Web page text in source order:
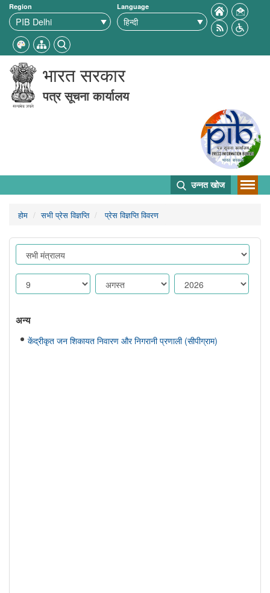
Region Language
भारत सरकार
पत्र सूचना कार्यालय
उन्नत खोज
होम सभी प्रेस विज्ञप्ति प्रेस विज्ञप्ति विवरण
अन्य
केंद्रीकृत जन शिकायत निवारण और निगरानी प्रणाली (सीपीग्राम)